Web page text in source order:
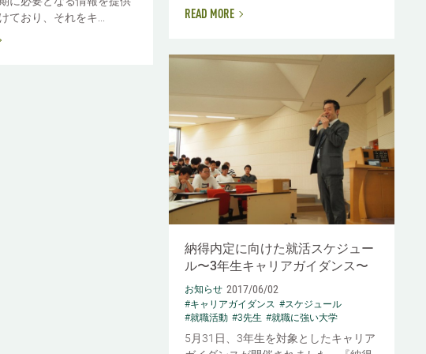
ており、それをキ...
READ MORE
納得内定に向けた就活スケジュー
ル〜3年生キャリアガイダンス〜
お知らせ 2017/06/02
#キャリアガイダンス #スケジュール
#就職活動 #3先生 #就職に強い大学
5月31日、3年生を対象としたキャリア